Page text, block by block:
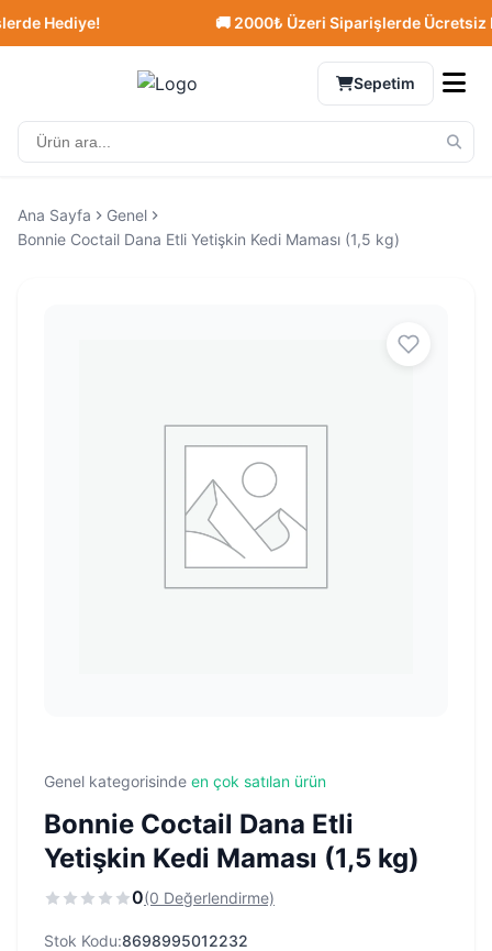
Hediye! 🚚 2000₺ Üzeri Siparişlerde Ücretsiz
Sepetim
Ana Sayfa
Genel
Bonnie Coctail Dana Etli Yetişkin Kedi Maması (1,5 kg)
Genel kategorisinde en çok satılan ürün
Bonnie Coctail Dana Etli
Yetişkin Kedi Maması (1,5 kg)
0(0 Değerlendirme)
Stok Kodu:8698995012232